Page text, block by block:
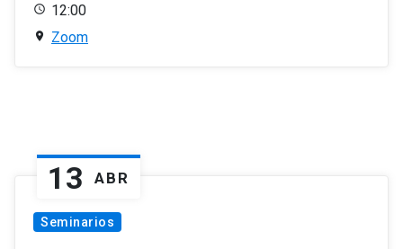
12:00
Zoom
13 ABR
Seminarios